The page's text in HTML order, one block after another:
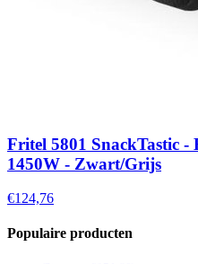
Fritel 5801 SnackTastic -
1450W - Zwart/Grijs
€124,76
Populaire producten